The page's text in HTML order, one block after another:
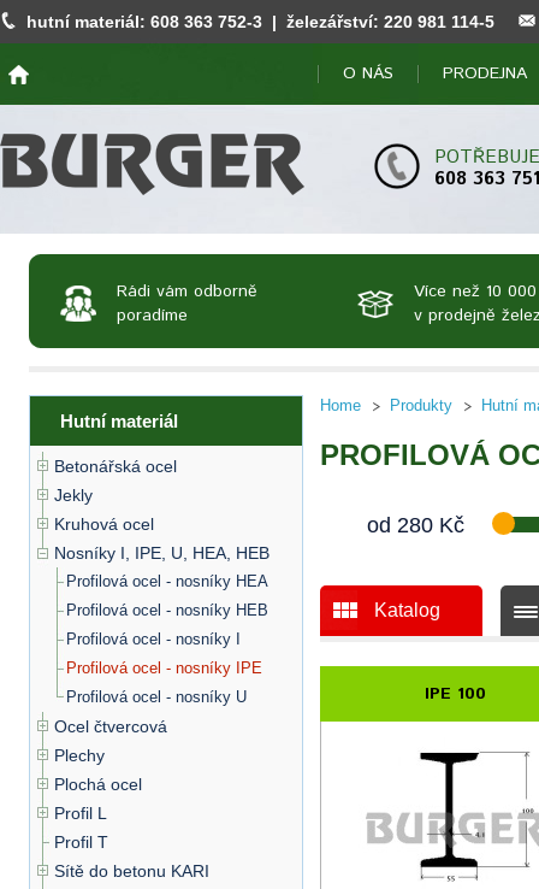
hutní materiál: 608 363 752-3 | železářství: 220 981 114-5
O NÁS PRODEJNA
608 363 751
Rádi vám odborně
poradíme
Více než 10
v prodejně
Hutní materiál
Betonářská ocel
Jekly
Kruhová ocel
Nosníky I, IPE, U, HEA, HEB
Profilová ocel - nosníky HEA
Profilová ocel - nosníky HEB
Profilová ocel - nosníky I
Profilová ocel - nosníky IPE
Profilová ocel - nosníky U
Ocel čtvercová
Plechy
Plochá ocel
Profil L
Profil T
Sítě do betonu KARI
Home Produkty Hutní
PROFILOVÁ
od 280 Kč
Katalog
IPE 100